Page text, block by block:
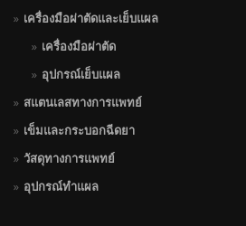
เครื่องมือผ่าตัดและเย็บแผล
เครื่องมือผ่าตัด
อุปกรณ์เย็บแผล
สแตนเลสทางการแพทย์
เข็มและกระบอกฉีดยา
วัสดุทางการแพทย์
อุปกรณ์ทำแผล